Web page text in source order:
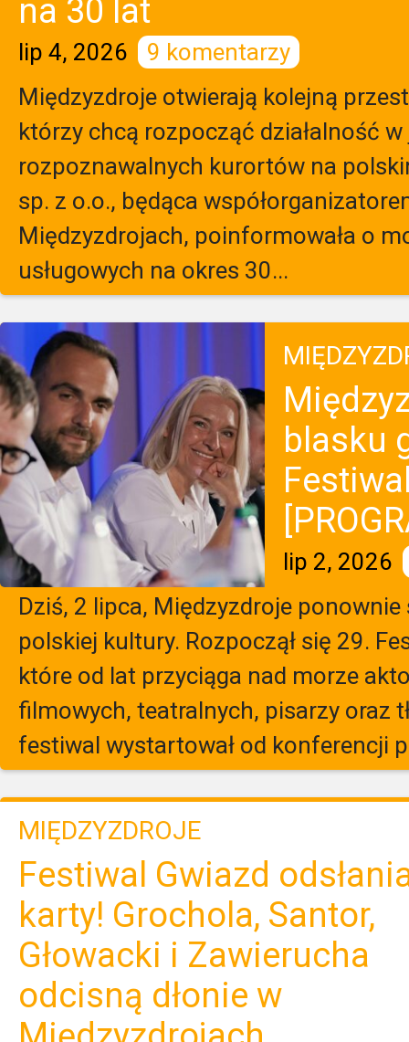
na 30 lat
lip 4, 2026
9 komentarzy
Międzyzdroje otwierają kolejną
którzy chcą rozpocząć działalność
rozpoznawalnych kurortów na
sp. z o.o., będąca
Międzyzdrojach, poinformowała o
usługowych na okres 30...
blasku
lip 2, 2026
Dziś, 2 lipca, Międzyzdroje
polskiej kultury. Rozpoczął się 29.
które od lat przyciąga nad morze
filmowych, teatralnych, pisarzy oraz
festiwal wystartował od konferencji
MIĘDZYZDROJE
Festiwal Gwiazd
karty! Grochola, Santor,
Głowacki i Zawierucha
odcisną dłonie w